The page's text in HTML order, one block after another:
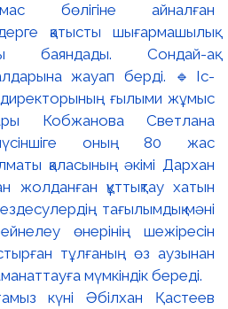
күні Әбілхан Қастеев